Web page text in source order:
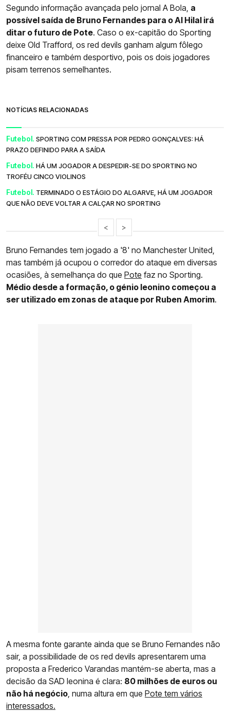
Segundo informação avançada pelo jornal A Bola, a
possível saída de Bruno Fernandes para o Al Hilal irá
ditar o futuro de Pote. Caso o ex-capitão do Sporting
deixe Old Trafford, os red devils ganham algum fôlego
financeiro e também desportivo, pois os dois jogadores
pisam terrenos semelhantes.
NOTÍCIAS RELACIONADAS
Futebol. SPORTING COM PRESSA POR PEDRO GONÇALVES: HÁ
PRAZO DEFINIDO PARA A SAÍDA
Futebol. HÁ UM JOGADOR A DESPEDIR-SE DO SPORTING NO
TROFÉU CINCO VIOLINOS
Futebol. TERMINADO O ESTÁGIO DO ALGARVE, HÁ UM JOGADOR
QUE NÃO DEVE VOLTAR A CALÇAR NO SPORTING
< >
Bruno Fernandes tem jogado a '8' no Manchester United,
mas também já ocupou o corredor do ataque em diversas
ocasiões, à semelhança do que Pote faz no Sporting.
Médio desde a formação, o génio leonino começou a
ser utilizado em zonas de ataque por Ruben Amorim.
A mesma fonte garante ainda que se Bruno Fernandes não
sair, a possibilidade de os red devils apresentarem uma
proposta a Frederico Varandas mantém-se aberta, mas a
decisão da SAD leonina é clara: 80 milhões de euros ou
não há negócio, numa altura em que Pote tem vários
interessados.